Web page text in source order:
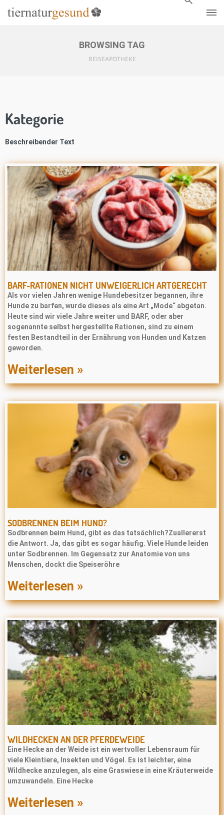
BROWSING TAG
REISEAPOTHEKE
Kategorie
Beschreibender Text
BARF-RATIONEN NICHT UNWEIGERLICH ARTGERECHT
Als vor vielen Jahren wenige Hundebesitzer begannen, ihre
Hunde zu barfen, wurde dieses als eine Art „Mode“ abgetan.
Heute sind wir viele Jahre weiter und BARF, oder aber
sogenannte selbst hergestellte Rationen, sind zu einem
festen Bestandteil in der Ernährung von Hunden und Katzen
geworden.
Weiterlesen »
SODBRENNEN BEIM HUND?
Sodbrennen beim Hund, gibt es das tatsächlich?Zuallererst
die Antwort. Ja, das gibt es sogar häufig. Viele Hunde leiden
unter Sodbrennen. Im Gegensatz zur Anatomie von uns
Menschen, dockt die Speiseröhre
Weiterlesen »
WILDHECKEN AN DER PFERDEWEIDE
Eine Hecke an der Weide ist ein wertvoller Lebensraum für
viele Kleintiere, Insekten und Vögel. Es ist leichter, eine
Wildhecke anzulegen, als eine Graswiese in eine Kräuterweide
umzuwandeln. Eine Hecke
Weiterlesen »